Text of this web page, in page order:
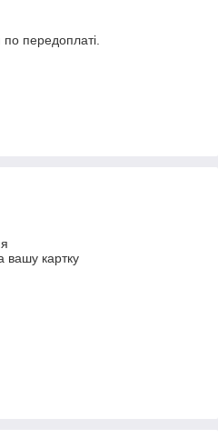
по передоплаті.
вашу картку